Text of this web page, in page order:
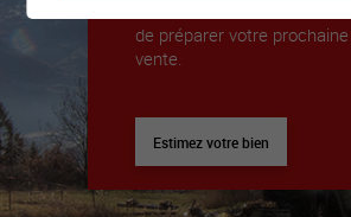
de préparer votre prochaine
vente.
Estimez votre bien